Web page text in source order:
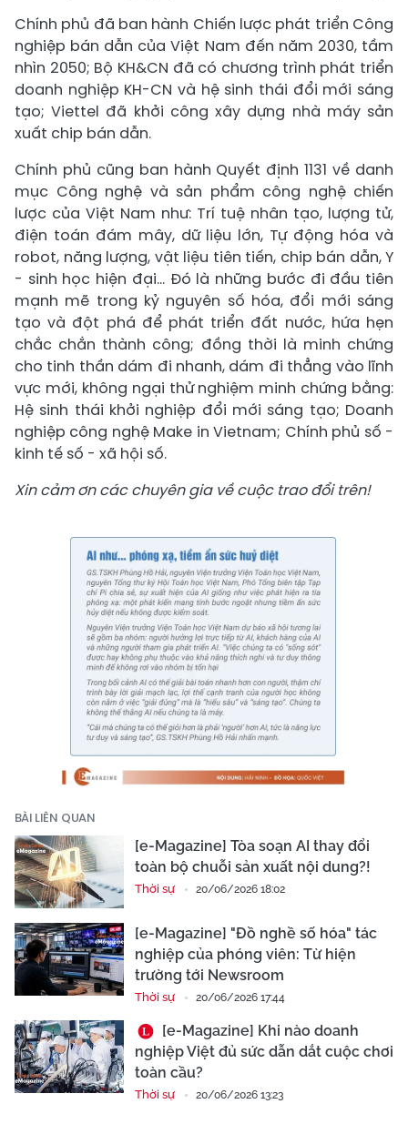
Chính phủ đã ban hành Chiến lược phát triển Công
nghiệp bán dẫn của Việt Nam đến năm 2030, tầm
nhìn 2050; Bộ KH&CN đã có chương trình phát triển
doanh nghiệp KH-CN và hệ sinh thái đổi mới sáng
tạo; Viettel đã khởi công xây dựng nhà máy sản
xuất chip bán dẫn.
Chính phủ cũng ban hành Quyết định 1131 về danh
mục Công nghệ và sản phẩm công nghệ chiến
lược của Việt Nam như: Trí tuệ nhân tạo, lượng tử,
điện toán đám mây, dữ liệu lớn, Tự động hóa và
robot, năng lượng, vật liệu tiên tiến, chip bán dẫn, Y
- sinh học hiện đại… Đó là những bước đi đầu tiên
mạnh mẽ trong kỷ nguyên số hóa, đổi mới sáng
tạo và đột phá để phát triển đất nước, hứa hẹn
chắc chắn thành công; đồng thời là minh chứng
cho tinh thần dám đi nhanh, dám đi thẳng vào lĩnh
vực mới, không ngại thử nghiệm minh chứng bằng:
Hệ sinh thái khởi nghiệp đổi mới sáng tạo; Doanh
nghiệp công nghệ Make in Vietnam; Chính phủ số -
kinh tế số - xã hội số.
Xin cảm ơn các chuyên gia về cuộc trao đổi trên!
BÀI LIÊN QUAN
[e-Magazine] Tòa soạn AI thay đổi
toàn bộ chuỗi sản xuất nội dung?!
Thời sự 20/06/2026 18:02
[e-Magazine] "Đồ nghề số hóa" tác
nghiệp của phóng viên: Từ hiện
trường tới Newsroom
Thời sự 20/06/2026 17:44
[e-Magazine] Khi nào doanh
nghiệp Việt đủ sức dẫn dắt cuộc chơi
toàn cầu?
Thời sự 20/06/2026 13:23